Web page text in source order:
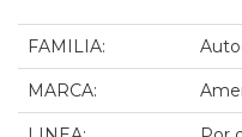
FAMILIA:
MARCA: